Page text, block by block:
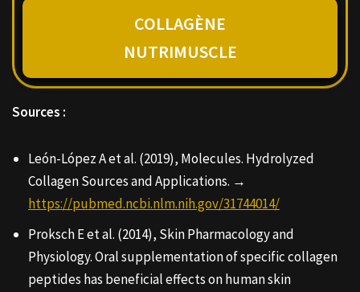
COLLAGÈNE
NUTRIMUSCLE
Sources :
León-López A et al. (2019), Molecules. Hydrolyzed
Collagen Sources and Applications. →
https://pubmed.ncbi.nlm.nih.gov/31744014/
Proksch E et al. (2014), Skin Pharmacology and
Physiology. Oral supplementation of specific collagen
peptides has beneficial effects on human skin